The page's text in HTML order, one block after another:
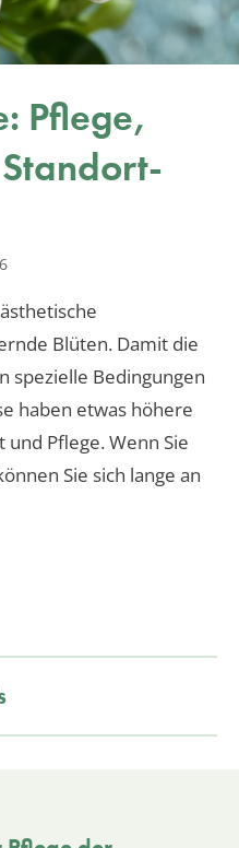
Pflege,
Blüten. Damit die
spezielle Bedingungen
haben etwas höhere
Pflege. Wenn Sie
Sie sich lange an